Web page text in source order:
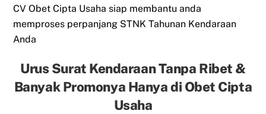
CV Obet Cipta Usaha siap membantu anda
memproses perpanjang STNK Tahunan Kendaraan
Anda
Urus Surat Kendaraan Tanpa Ribet &
Banyak Promonya Hanya di Obet Cipta
Usaha